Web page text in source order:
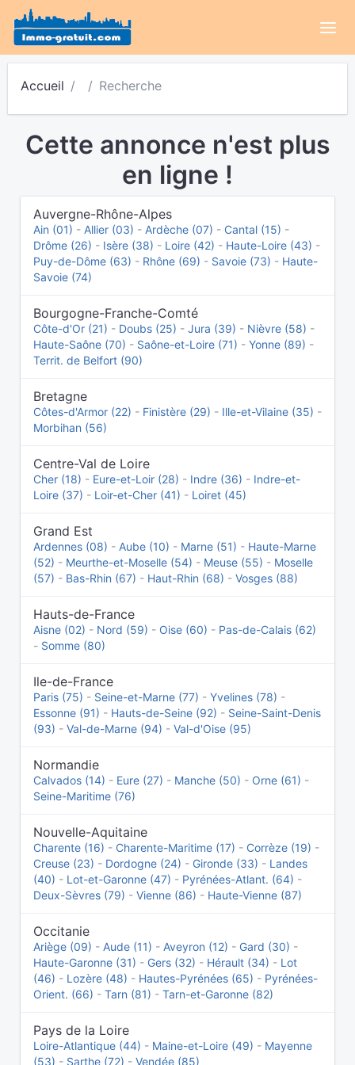
Accueil Recherche
Cette annonce n'est plus
en ligne !
Auvergne-Rhône-Alpes
Ain (01) - Allier (03) - Ardèche (07) - Cantal (15) -
Drôme (26) - Isère (38) - Loire (42) - Haute-Loire (43) -
Puy-de-Dôme (63) - Rhône (69) - Savoie (73) - Haute-
Savoie (74)
Bourgogne-Franche-Comté
Côte-d'Or (21) - Doubs (25) - Jura (39) - Nièvre (58) -
Haute-Saône (70) - Saône-et-Loire (71) - Yonne (89) -
Territ. de Belfort (90)
Bretagne
Côtes-d'Armor (22) - Finistère (29) - Ille-et-Vilaine (35) -
Morbihan (56)
Centre-Val de Loire
Cher (18) - Eure-et-Loir (28) - Indre (36) - Indre-et-
Loire (37) - Loir-et-Cher (41) - Loiret (45)
Grand Est
Ardennes (08) - Aube (10) - Marne (51) - Haute-Marne
(52) - Meurthe-et-Moselle (54) - Meuse (55) - Moselle
(57) - Bas-Rhin (67) - Haut-Rhin (68) - Vosges (88)
Hauts-de-France
Aisne (02) - Nord (59) - Oise (60) - Pas-de-Calais (62)
- Somme (80)
Ile-de-France
Paris (75) - Seine-et-Marne (77) - Yvelines (78) -
Essonne (91) - Hauts-de-Seine (92) - Seine-Saint-Denis
(93) - Val-de-Marne (94) - Val-d'Oise (95)
Normandie
Calvados (14) - Eure (27) - Manche (50) - Orne (61) -
Seine-Maritime (76)
Nouvelle-Aquitaine
Charente (16) - Charente-Maritime (17) - Corrèze (19) -
Creuse (23) - Dordogne (24) - Gironde (33) - Landes
(40) - Lot-et-Garonne (47) - Pyrénées-Atlant. (64) -
Deux-Sèvres (79) - Vienne (86) - Haute-Vienne (87)
Occitanie
Ariège (09) - Aude (11) - Aveyron (12) - Gard (30) -
Haute-Garonne (31) - Gers (32) - Hérault (34) - Lot
(46) - Lozère (48) - Hautes-Pyrénées (65) - Pyrénées-
Orient. (66) - Tarn (81) - Tarn-et-Garonne (82)
Pays de la Loire
Loire-Atlantique (44) - Maine-et-Loire (49) - Mayenne
(53) - Sarthe (72) - Vendée (85)